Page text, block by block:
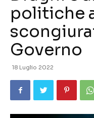
politiche
Governo
18 Luglio 2022